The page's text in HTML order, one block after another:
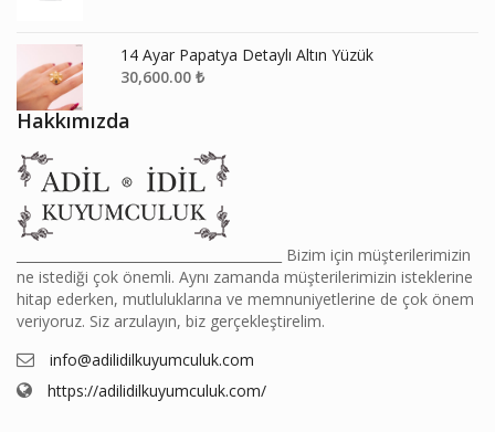
14 Ayar Papatya Detaylı Altın Yüzük
30,600.00 ₺
Hakkımızda
________________________________________ Bizim için müşterilerimizin
ne istediği çok önemli. Aynı zamanda müşterilerimizin isteklerine
hitap ederken, mutluluklarına ve memnuniyetlerine de çok önem
veriyoruz. Siz arzulayın, biz gerçekleştirelim.
info@adilidilkuyumculuk.com
https://adilidilkuyumculuk.com/